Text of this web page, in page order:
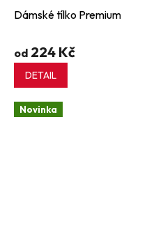
Dámské tílko Premium
od 224 Kč
DETAIL
Novinka